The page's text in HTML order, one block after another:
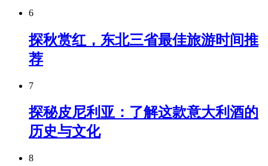
6
探秋赏红，东北三省最佳旅游时间推
荐
7
探秘皮尼利亚：了解这款意大利酒的
历史与文化
8